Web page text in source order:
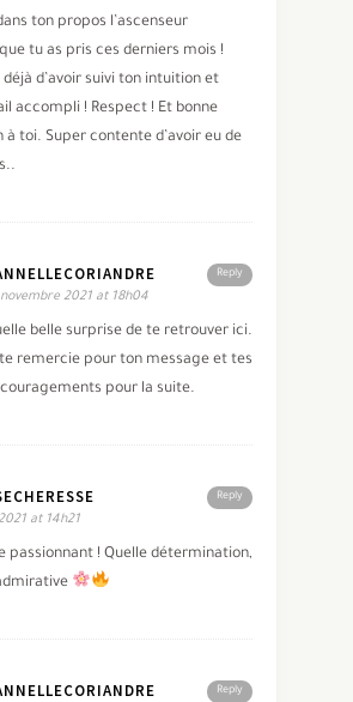
ton propos l’ascenseur
tu as pris ces derniers mois !
d’avoir suivi ton intuition et
accompli ! Respect ! Et bonne
toi. Super contente d’avoir eu de
Reply
2021 at 18h04
belle surprise de te retrouver ici.
te remercie pour ton message et tes
pour la suite.
Reply
at 14h21
passionnant ! Quelle détermination,
Reply